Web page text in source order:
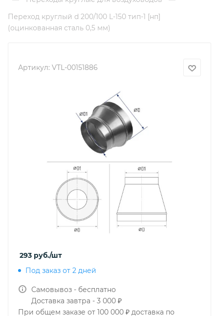
Переход круглый d 200/100 L-150 тип-1 [нп]
(оцинкованная сталь 0,5 мм)
Артикул: VTL-00151886
293 руб./шт
Под заказ от 2 дней
Самовывоз - бесплатно
Доставка завтра - 3 000 ₽
При общем заказе от 100 000 ₽ доставка по